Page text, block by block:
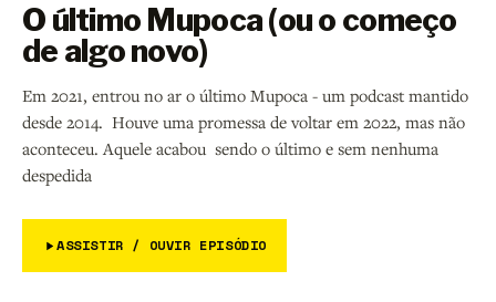
O último Mupoca (ou o começo
de algo novo)
Em 2021, entrou no ar o último Mupoca - um podcast mantido
desde 2014. Houve uma promessa de voltar em 2022, mas não
aconteceu. Aquele acabou sendo o último e sem nenhuma
despedida
ASSISTIR / OUVIR EPISÓDIO